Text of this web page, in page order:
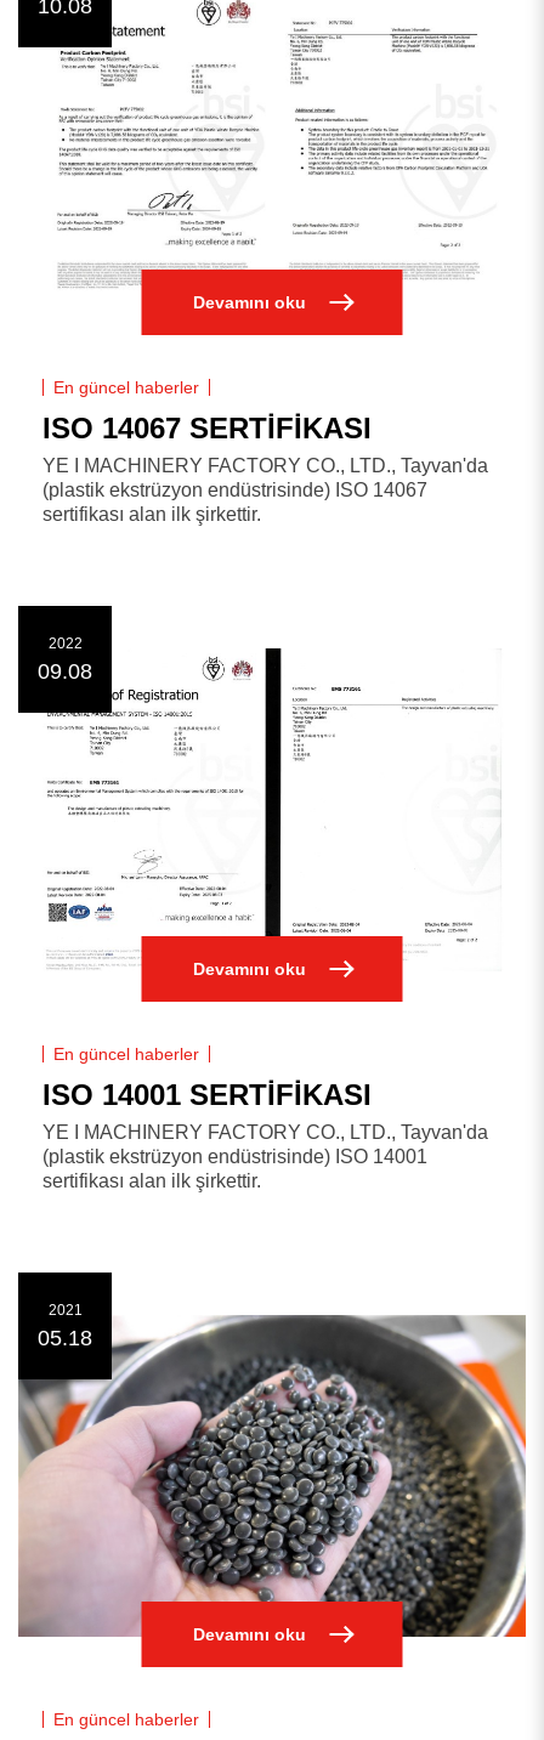
10.08
Devamını oku
En güncel haberler
ISO 14067 SERTİFİKASI
YE I MACHINERY FACTORY CO., LTD., Tayvan'da
(plastik ekstrüzyon endüstrisinde) ISO 14067
sertifikası alan ilk şirkettir.
2022
09.08
Devamını oku
En güncel haberler
ISO 14001 SERTİFİKASI
YE I MACHINERY FACTORY CO., LTD., Tayvan'da
(plastik ekstrüzyon endüstrisinde) ISO 14001
sertifikası alan ilk şirkettir.
2021
05.18
Devamını oku
En güncel haberler